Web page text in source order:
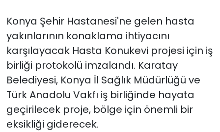
Konya Şehir Hastanesi'ne gelen hasta
yakınlarının konaklama ihtiyacını
karşılayacak Hasta Konukevi projesi için iş
birliği protokolü imzalandı. Karatay
Belediyesi, Konya İl Sağlık Müdürlüğü ve
Türk Anadolu Vakfı iş birliğinde hayata
geçirilecek proje, bölge için önemli bir
eksikliği giderecek.